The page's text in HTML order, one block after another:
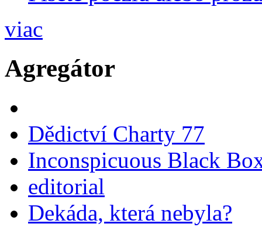
viac
Agregátor
Dědictví Charty 77
Inconspicuous Black
editorial
Dekáda, která nebyla?